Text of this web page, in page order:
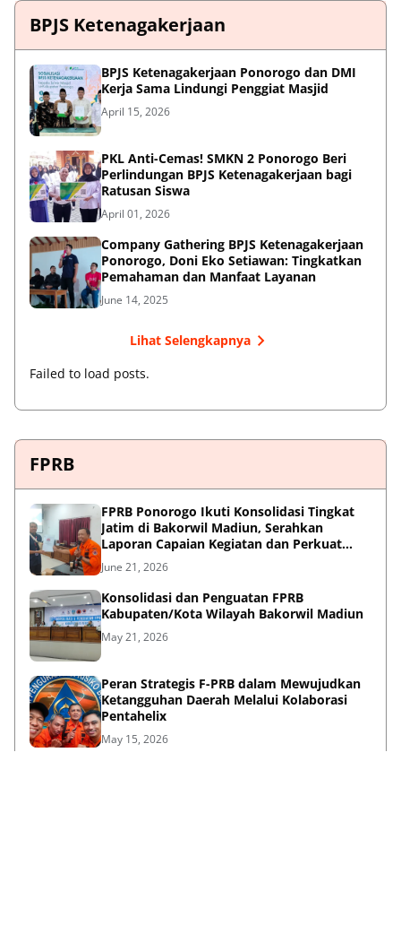
BPJS Ketenagakerjaan
BPJS Ketenagakerjaan Ponorogo dan DMI
Kerja Sama Lindungi Penggiat Masjid
April 15, 2026
PKL Anti-Cemas! SMKN 2 Ponorogo Beri
Perlindungan BPJS Ketenagakerjaan bagi
Ratusan Siswa
April 01, 2026
Company Gathering BPJS Ketenagakerjaan
Ponorogo, Doni Eko Setiawan: Tingkatkan
Pemahaman dan Manfaat Layanan
June 14, 2025
Lihat Selengkapnya
Failed to load posts.
FPRB
FPRB Ponorogo Ikuti Konsolidasi Tingkat
Jatim di Bakorwil Madiun, Serahkan
Laporan Capaian Kegiatan dan Perkuat
Sinergi Pentahelix
June 21, 2026
Konsolidasi dan Penguatan FPRB
Kabupaten/Kota Wilayah Bakorwil Madiun
May 21, 2026
Peran Strategis F-PRB dalam Mewujudkan
Ketangguhan Daerah Melalui Kolaborasi
Pentahelix
May 15, 2026